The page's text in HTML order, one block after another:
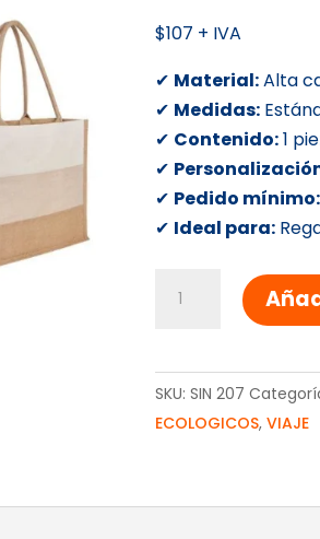
$107 + IVA
✔ Material:Alta
✔ Medidas:
✔ Contenido:1
✔
✔ Pedido mínimo:
✔ Ideal para:
PARA
cantidad
SKU:SIN 207
ECOLOGICOS,VIAJE